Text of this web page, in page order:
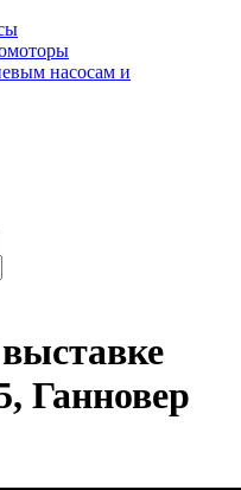
насосам и
Ганновер